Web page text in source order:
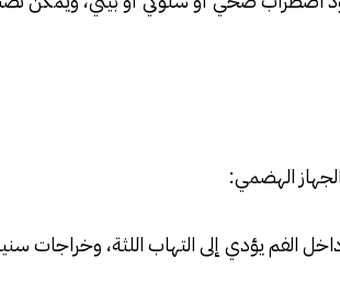
الهضمي:
الفم يؤدي إلى التهاب اللثة، وخراجات